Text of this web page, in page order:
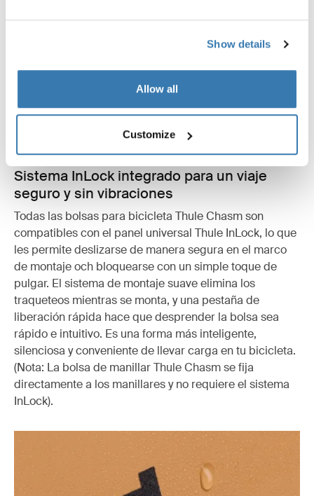
Show details
Allow all
Customize
Sistema InLock integrado para un viaje
seguro y sin vibraciones
Todas las bolsas para bicicleta Thule Chasm son
compatibles con el panel universal Thule InLock, lo que
les permite deslizarse de manera segura en el marco
de montaje och bloquearse con un simple toque de
pulgar. El sistema de montaje suave elimina los
traqueteos mientras se monta, y una pestaña de
liberación rápida hace que desprender la bolsa sea
rápido e intuitivo. Es una forma más inteligente,
silenciosa y conveniente de llevar carga en tu bicicleta.
(Nota: La bolsa de manillar Thule Chasm se fija
directamente a los manillares y no requiere el sistema
InLock).